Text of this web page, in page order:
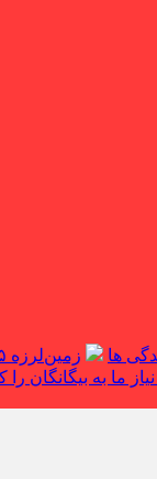
ها زمین‌لرزه ۲/۵ ریشتری مورموری را لرزاند
ما به بیگانگان